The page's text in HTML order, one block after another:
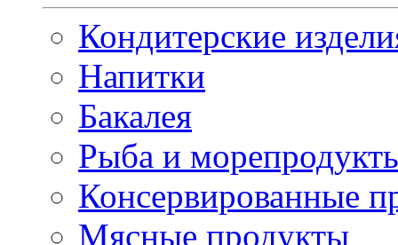
Кондитерские
Напитки
Бакалея
Рыба и
Консервированные
Мясные продукты